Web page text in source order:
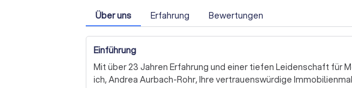
Über uns Erfahrung Bewertungen
Einführung
Mit über 23 Jahren Erfahrung und einer tiefen Leidenschaft für
ich, Andrea Aurbach-Rohr, Ihre vertrauenswürdige